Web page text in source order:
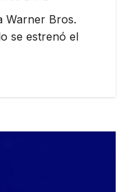
Warner Bros.
se estrenó el